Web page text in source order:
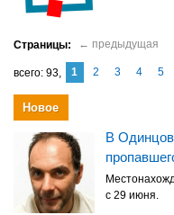
93 1 2 3 4 5
Новое
В
с 29 июня.